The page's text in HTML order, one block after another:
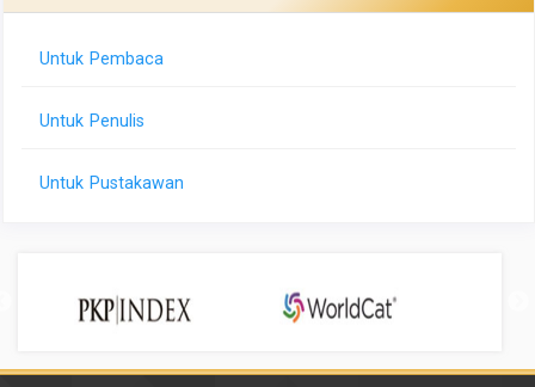
Untuk Pembaca
Untuk Penulis
Untuk Pustakawan